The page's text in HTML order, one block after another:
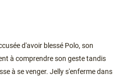
d'avoir blessé Polo, son
à comprendre son geste tandis
à se venger. Jelly s'enferme dans